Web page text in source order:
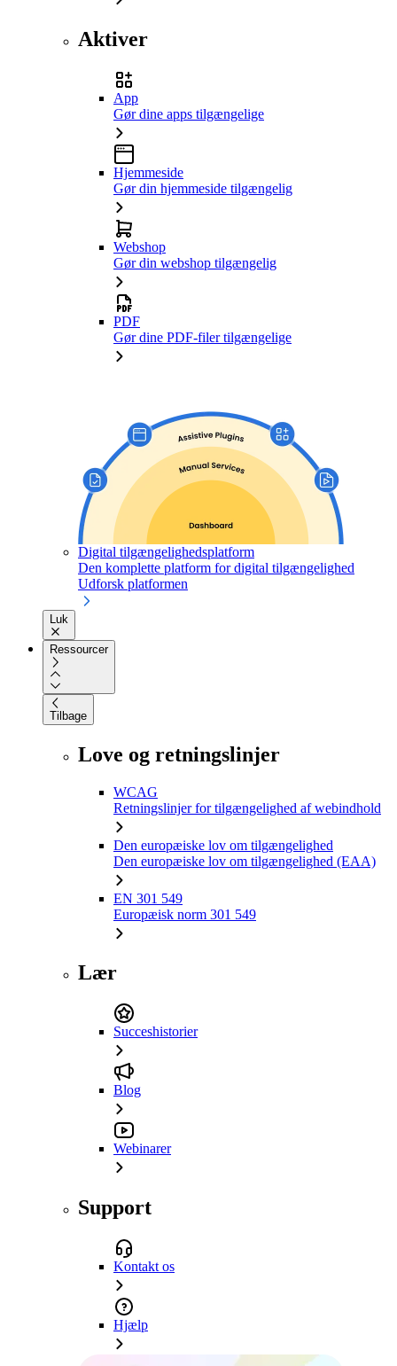
Aktiver
App
Gør dine apps tilgængelige
Hjemmeside
Gør din hjemmeside tilgængelig
Webshop
Gør din webshop tilgængelig
PDF
Gør dine PDF-filer tilgængelige
Digital tilgængelighedsplatform
Den komplette platform for digital tilgængelighed
Udforsk platformen
Luk
Ressourcer
Tilbage
Love og retningslinjer
WCAG
Retningslinjer for tilgængelighed af webindhold
Den europæiske lov om tilgængelighed
Den europæiske lov om tilgængelighed (EAA)
EN 301 549
Europæisk norm 301 549
Lær
Succeshistorier
Blog
Webinarer
Support
Kontakt os
Hjælp